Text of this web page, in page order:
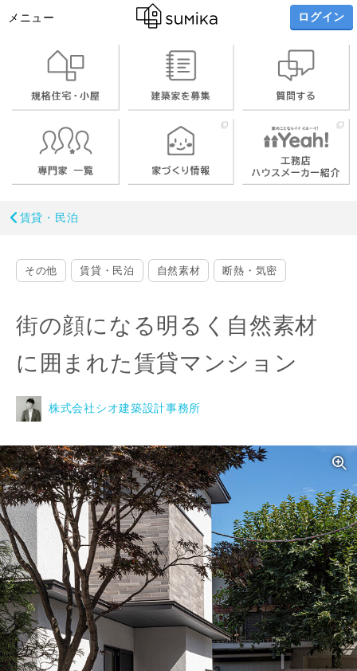
メニュー ログイン
賃貸・民泊
その他 賃貸・民泊 自然素材 断熱・気密
街の顔になる明るく自然素材
に囲まれた賃貸マンション
株式会社シオ建築設計事務所